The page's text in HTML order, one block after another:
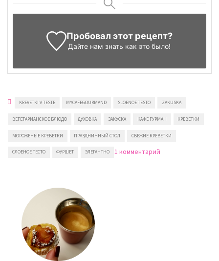
Пробовал этот рецепт?
Дайте нам знать как это было!
KREVETKI V TESTE MYCAFEGOURMAND SLOENOE TESTO ZAKUSKA
ВЕГЕТАРИАНСКОЕ БЛЮДО ДУХОВКА ЗАКУСКА КАФЕ ГУРМАН КРЕВЕТКИ
МОРОЖЕНЫЕ КРЕВЕТКИ ПРАЗДНИЧНЫЙ СТОЛ СВЕЖИЕ КРЕВЕТКИ
СЛОЕНОЕ ТЕСТО ФУРШЕТ ЭЛЕГАНТНО 1 комментарий